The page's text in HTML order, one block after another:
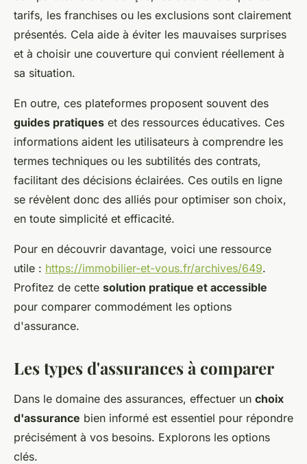
tarifs, les franchises ou les exclusions sont clairement
présentés. Cela aide à éviter les mauvaises surprises
et à choisir une couverture qui convient réellement à
sa situation.
En outre, ces plateformes proposent souvent des
guides pratiques et des ressources éducatives. Ces
informations aident les utilisateurs à comprendre les
termes techniques ou les subtilités des contrats,
facilitant des décisions éclairées. Ces outils en ligne
se révèlent donc des alliés pour optimiser son choix,
en toute simplicité et efficacité.
Pour en découvrir davantage, voici une ressource
utile : https://immobilier-et-vous.fr/archives/649.
Profitez de cette solution pratique et accessible
pour comparer commodément les options
d'assurance.
Les types d'assurances à comparer
Dans le domaine des assurances, effectuer un choix
d'assurance bien informé est essentiel pour répondre
précisément à vos besoins. Explorons les options
clés.